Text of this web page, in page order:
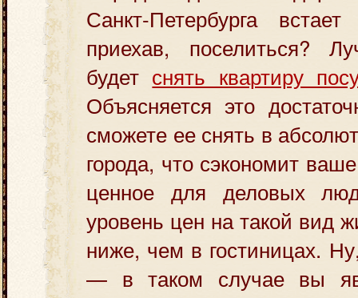
Санкт-Петербурга
приехав, поселиться?
будет снять квартиру
Объясняется это
сможете ее снять в
города, что сэкономит
ценное для деловых
уровень цен на такой вид
ниже, чем в гостиницах.
— в таком случае вы